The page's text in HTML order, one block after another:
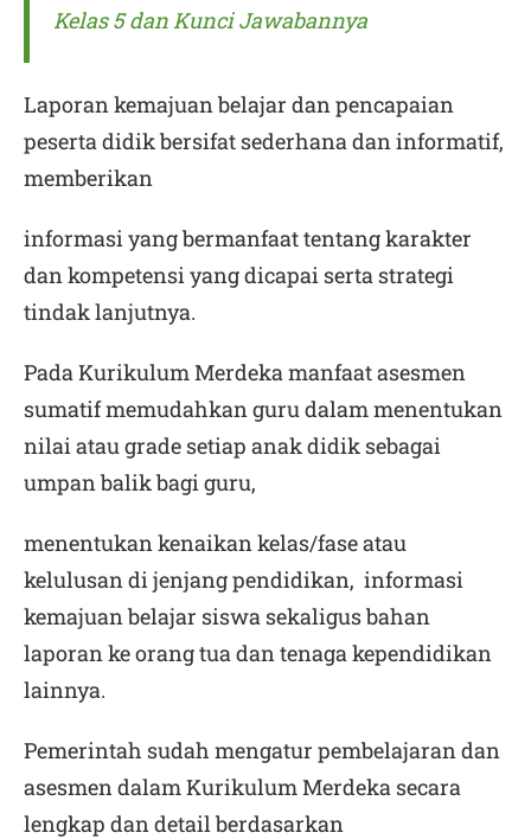
Kelas 5 dan Kunci Jawabannya
Laporan kemajuan belajar dan pencapaian
peserta didik bersifat sederhana dan informatif,
memberikan
informasi yang bermanfaat tentang karakter
dan kompetensi yang dicapai serta strategi
tindak lanjutnya.
Pada Kurikulum Merdeka manfaat asesmen
sumatif memudahkan guru dalam menentukan
nilai atau grade setiap anak didik sebagai
umpan balik bagi guru,
menentukan kenaikan kelas/fase atau
kelulusan di jenjang pendidikan, informasi
kemajuan belajar siswa sekaligus bahan
laporan ke orang tua dan tenaga kependidikan
lainnya.
Pemerintah sudah mengatur pembelajaran dan
asesmen dalam Kurikulum Merdeka secara
lengkap dan detail berdasarkan